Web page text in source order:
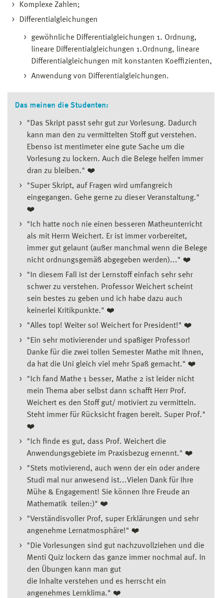
Komplexe Zahlen;
Differentialgleichungen
gewöhnliche Differentialgleichungen 1. Ordnung,
lineare Differentialgleichungen 1.Ordnung, lineare
Differentialgleichungen mit konstanten Koeffizienten,
Anwendung von Differentialgleichungen.
Das meinen die Studenten:
"Das Skript passt sehr gut zur Vorlesung. Dadurch
kann man den zu vermittelten Stoff gut verstehen.
Ebenso ist mentimeter eine gute Sache um die
Vorlesung zu lockern. Auch die Belege helfen immer
dran zu bleiben." ❤️
"Super Skript, auf Fragen wird umfangreich
eingegangen. Gehe gerne zu dieser Veranstaltung."
❤️
"Ich hatte noch nie einen besseren Matheunterricht
als mit Herrn Weichert. Er ist immer vorbereitet,
immer gut gelaunt (außer manchmal wenn die Belege
nicht ordnungsgemäß abgegeben werden)..." ❤️
"In diesem Fall ist der Lernstoff einfach sehr sehr
schwer zu verstehen. Professor Weichert scheint
sein bestes zu geben und ich habe dazu auch
keinerlei Kritikpunkte." ❤️
"Alles top! Weiter so! Weichert for President!" ❤️
"Ein sehr motivierender und spaßiger Professor!
Danke für die zwei tollen Semester Mathe mit Ihnen,
da hat die Uni gleich viel mehr Spaß gemacht." ❤️
"Ich fand Mathe 1 besser, Mathe 2 ist leider nicht
mein Thema aber selbst dann schafft Herr Prof.
Weichert es den Stoff gut/ motiviert zu vermitteln.
Steht immer für Rücksicht fragen bereit. Super Prof."
❤️
"Ich finde es gut, dass Prof. Weichert die
Anwendungsgebiete im Praxisbezug ernennt." ❤️
"Stets motivierend, auch wenn der ein oder andere
Studi mal nur anwesend ist...Vielen Dank für Ihre
Mühe & Engagement! Sie können Ihre Freude an
Mathematik teilen:)" ❤️
"Verständisvoller Prof, super Erklärungen und sehr
angenehme Lernatmosphäre!" ❤️
"Die Vorlesungen sind gut nachzuvollziehen und die
Menti Quiz lockern das ganze immer nochmal auf. In
den Übungen kann man gut
die Inhalte verstehen und es herrscht ein
angenehmes Lernklima." ❤️